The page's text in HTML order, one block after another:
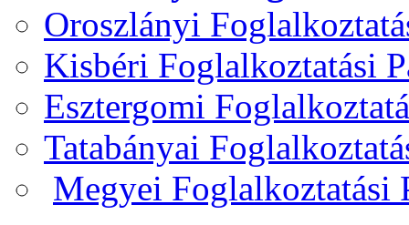
Oroszlányi
Kisbéri Foglalkoztatási
Esztergomi
Tatabányai
Megyei Foglalkoztatási